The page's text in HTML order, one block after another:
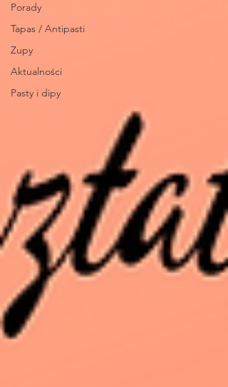
Porady
Tapas / Antipasti
Zupy
Aktualności
Pasty i dipy